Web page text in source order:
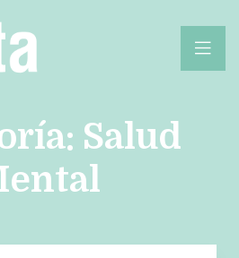
Salud